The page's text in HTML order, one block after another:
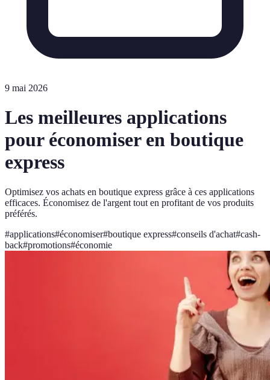
9 mai 2026
Les meilleures applications
pour économiser en boutique
express
Optimisez vos achats en boutique express grâce à ces applications
efficaces. Économisez de l'argent tout en profitant de vos produits
préférés.
#applications#économiser#boutique express#conseils d'achat#cash-
back#promotions#économie